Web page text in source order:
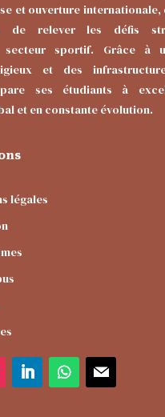
et ouverture internationale,
de relever les défis
secteur sportif. Grâce à
et des
ses étudiants à
et en constante évolution.
légales